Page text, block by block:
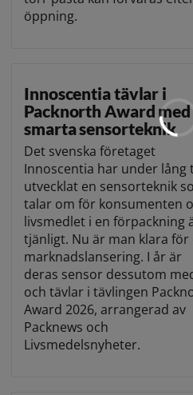
öppning.
Innoscentia tävlar i
Packnorth Award med
smarta sensorteknik
Det svenska företaget
Innoscentia har under lång
utvecklat en sensorteknik
talar om för konsumenten
livsmedlet i en förpackning
tjänligt. Nu är man klara för
marknadslansering. I år är
deras sensor dessutom
och tävlar i tävlingen
Award 2026, arrangerad av
Packnews och
Livsmedelsnyheter.